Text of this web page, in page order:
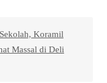
Koramil
Massal di Deli